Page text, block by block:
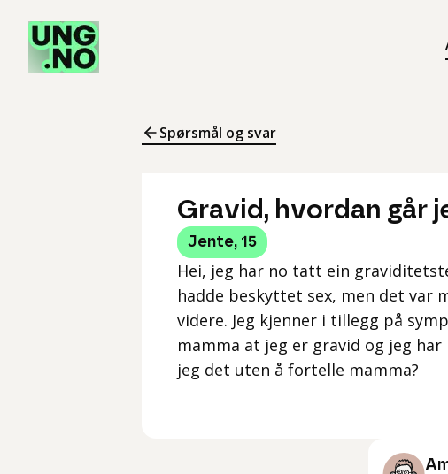
Spørsmål og svar
Gravid, hvordan går
Jente, 15
Hei, jeg har no tatt ein
hadde beskyttet sex, men det var
videre. Jeg kjenner i tillegg på
mamma at jeg er gravid og jeg
jeg det uten å fortelle mamma?